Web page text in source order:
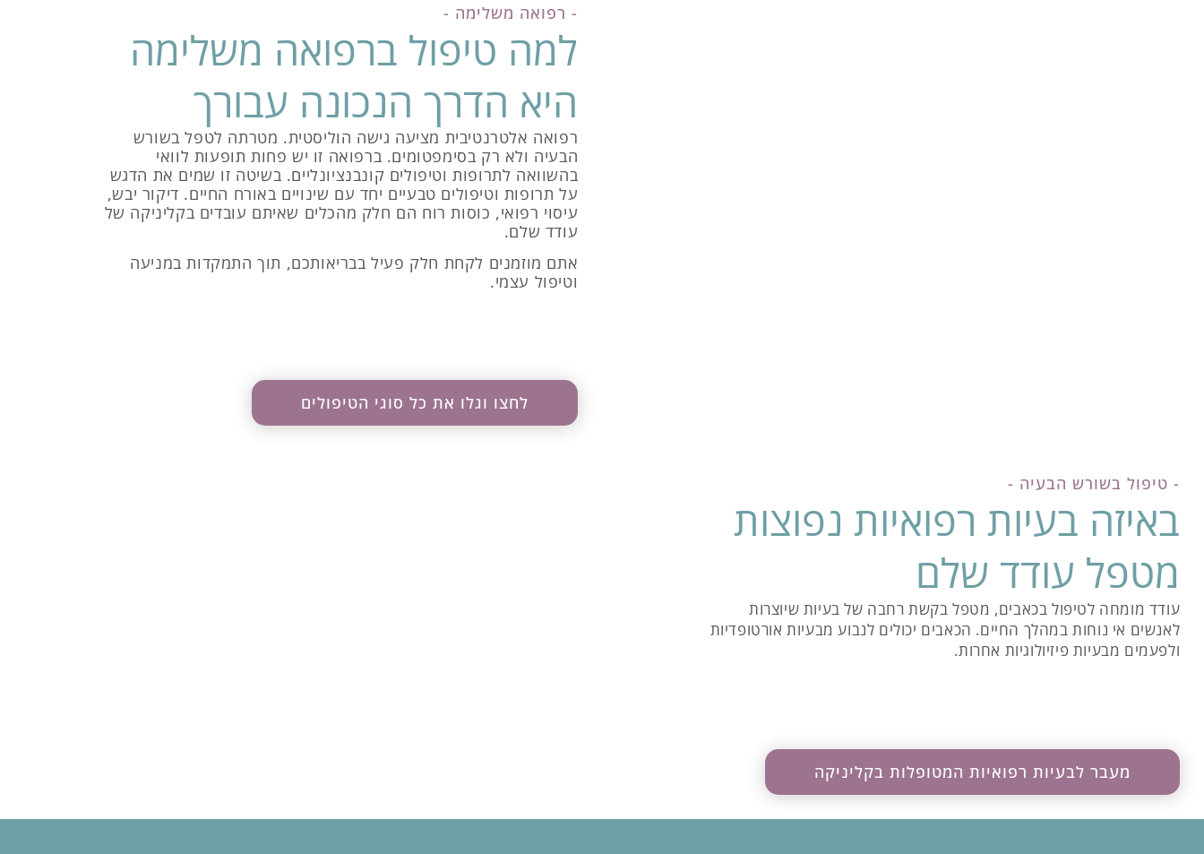
- רפואה משלימה -
למה טיפול ברפואה משלימה
היא הדרך הנכונה עבורך
רפואה אלטרנטיבית מציעה גישה הוליסטית. מטרתה לטפל בשורש
הבעיה ולא רק בסימפטומים. ברפואה זו יש פחות תופעות לוואי
בהשוואה לתרופות וטיפולים קונבנציונליים. בשיטה זו שמים את הדגש
על תרופות וטיפולים טבעיים יחד עם שינויים באורח החיים. דיקור יבש,
עיסוי רפואי, כוסות רוח הם חלק מהכלים שאיתם עובדים בקליניקה של
עודד שלם.
אתם מוזמנים לקחת חלק פעיל בבריאותכם, תוך התמקדות במניעה
וטיפול עצמי.
לחצו וגלו את כל סוגי הטיפולים
- טיפול בשורש הבעיה -
באיזה בעיות רפואיות נפוצות
מטפל עודד שלם
עודד מומחה לטיפול בכאבים, מטפל בקשת רחבה של בעיות שיוצרות
לאנשים אי נוחות במהלך החיים. הכאבים יכולים לנבוע מבעיות אורטופדיות
ולפעמים מבעיות פיזיולוגיות אחרות.
מעבר לבעיות רפואיות המטופלות בקליניקה